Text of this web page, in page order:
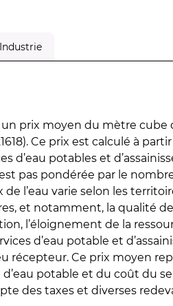
Industrie
prix moyen du mètre cube
Ce prix est calculé à
d’eau potables et
pas pondérée par le
de l’eau varie selon les
et notamment, la qualité de
l’éloignement de la
d’eau potable et
récepteur. Ce prix moyen
potable et du coût du
des taxes et diverses